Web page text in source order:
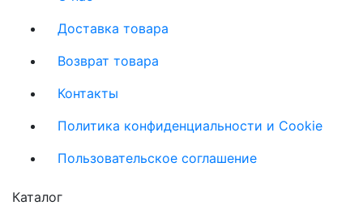
Доставка товара
Возврат товара
Контакты
Политика конфиденциальности и Cookie
Пользовательское соглашение
Каталог